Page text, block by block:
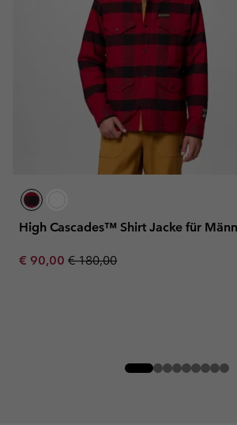
High Cascades™ Shirt Jacke für
Sale price:
€ 90,00 Regular price:
€ 180,00